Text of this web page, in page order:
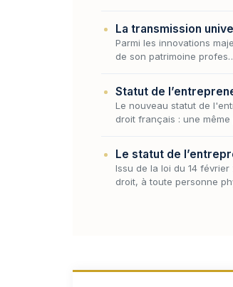
La transmission
Parmi les innovations
de son patrimoine
Statut de
Le nouveau statut de
droit français : une
Le statut de
Issu de la loi du 14
droit, à toute personne